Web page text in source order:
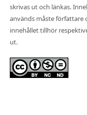
skrivas ut och länkas.
används måste författare
innehållet tillhör
ut.